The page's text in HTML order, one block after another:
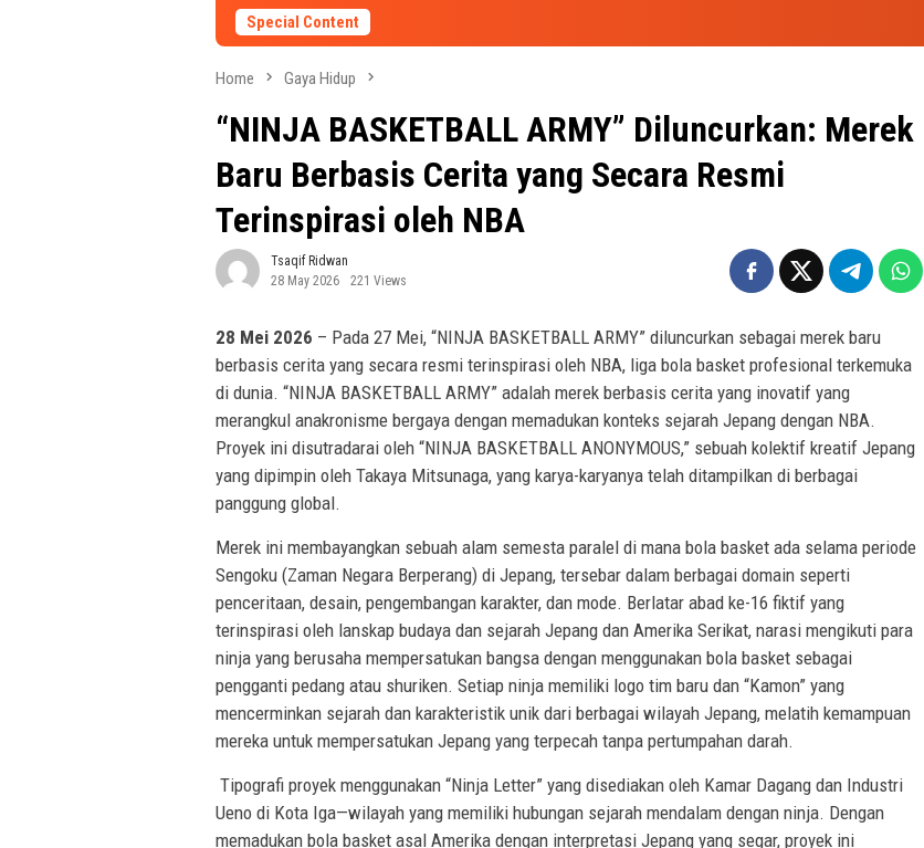
Special Content
Home Gaya Hidup
“NINJA BASKETBALL ARMY” Diluncurkan: Merek
Baru Berbasis Cerita yang Secara Resmi
Terinspirasi oleh NBA
Tsaqif Ridwan
28 May 2026
221 Views
28 Mei 2026 – Pada 27 Mei, “NINJA BASKETBALL ARMY” diluncurkan sebagai merek baru
berbasis cerita yang secara resmi terinspirasi oleh NBA, liga bola basket profesional terkemuka
di dunia. “NINJA BASKETBALL ARMY” adalah merek berbasis cerita yang inovatif yang
merangkul anakronisme bergaya dengan memadukan konteks sejarah Jepang dengan NBA.
Proyek ini disutradarai oleh “NINJA BASKETBALL ANONYMOUS,” sebuah kolektif kreatif Jepang
yang dipimpin oleh Takaya Mitsunaga, yang karya-karyanya telah ditampilkan di berbagai
panggung global.
Merek ini membayangkan sebuah alam semesta paralel di mana bola basket ada selama periode
Sengoku (Zaman Negara Berperang) di Jepang, tersebar dalam berbagai domain seperti
penceritaan, desain, pengembangan karakter, dan mode. Berlatar abad ke-16 fiktif yang
terinspirasi oleh lanskap budaya dan sejarah Jepang dan Amerika Serikat, narasi mengikuti para
ninja yang berusaha mempersatukan bangsa dengan menggunakan bola basket sebagai
pengganti pedang atau shuriken. Setiap ninja memiliki logo tim baru dan “Kamon” yang
mencerminkan sejarah dan karakteristik unik dari berbagai wilayah Jepang, melatih kemampuan
mereka untuk mempersatukan Jepang yang terpecah tanpa pertumpahan darah.
Tipografi proyek menggunakan “Ninja Letter” yang disediakan oleh Kamar Dagang dan Industri
Ueno di Kota Iga—wilayah yang memiliki hubungan sejarah mendalam dengan ninja. Dengan
memadukan bola basket asal Amerika dengan interpretasi Jepang yang segar, proyek ini